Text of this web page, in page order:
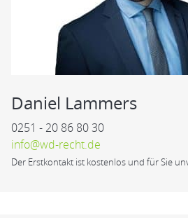
Daniel Lammers
0251 - 20 86 80 30
info@wd-recht.de
Der Erstkontakt ist kostenlos und für Sie